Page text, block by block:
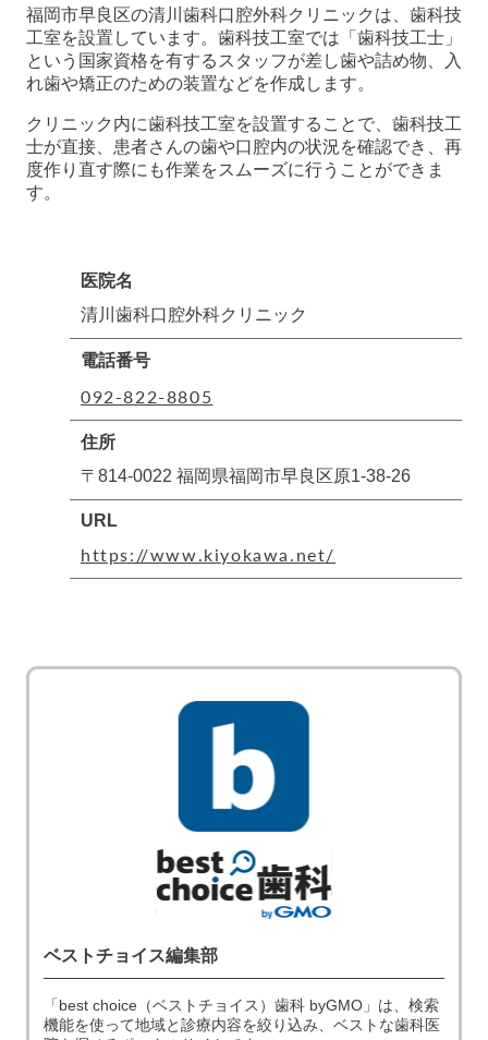
福岡市早良区の清川歯科口腔外科クリニックは、歯科技
工室を設置しています。歯科技工室では「歯科技工士」
という国家資格を有するスタッフが差し歯や詰め物、入
れ歯や矯正のための装置などを作成します。
クリニック内に歯科技工室を設置することで、歯科技工
士が直接、患者さんの歯や口腔内の状況を確認でき、再
度作り直す際にも作業をスムーズに行うことができま
す。
医院名
清川歯科口腔外科クリニック
電話番号
092-822-8805
住所
〒814-0022 福岡県福岡市早良区原1-38-26
URL
https://www.kiyokawa.net/
ベストチョイス編集部
「best choice（ベストチョイス）歯科 byGMO」は、検索
機能を使って地域と診療内容を絞り込み、ベストな歯科医